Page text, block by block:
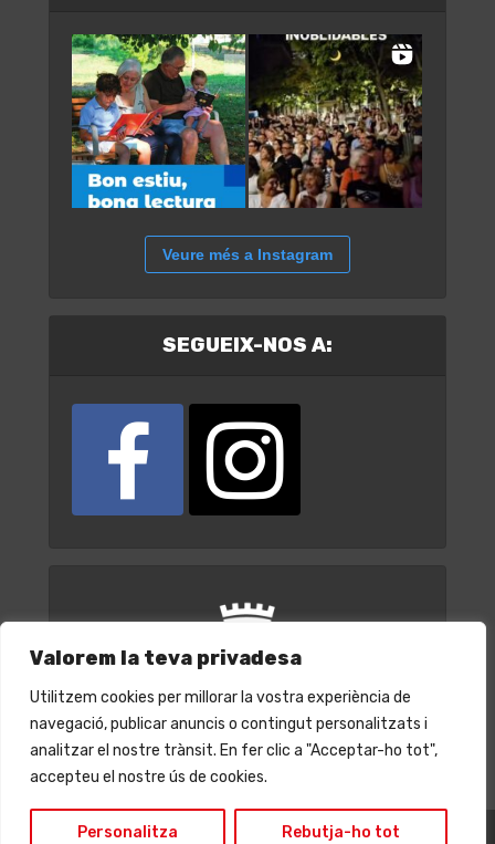
Valorem la teva privadesa
Utilitzem cookies per millorar la vostra experiència de
navegació, publicar anuncis o contingut personalitzats i
analitzar el nostre trànsit. En fer clic a "Acceptar-ho tot",
accepteu el nostre ús de cookies.
Personalitza Rebutja-ho tot
Veure més a Instagram
SEGUEIX-NOS A:
© Ajuntament de Cornellà de Llobregat 2022 | CIF: P0807200A |